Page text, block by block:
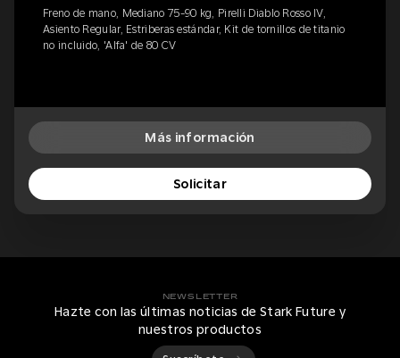
Freno de mano, Mediano 75-90 kg, Pirelli Diablo Rosso IV,
Asiento Regular, Estriberas estándar, Kit de tornillos de titanio
no incluido, 'Alfa' de 80 CV
Más información
Solicitar
NEWSLETTER
Hazte con las últimas noticias de Stark Future y
nuestros productos